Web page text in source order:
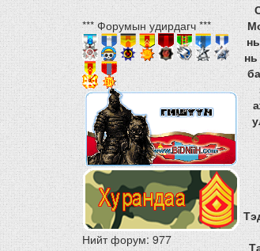
*** Форумын удирдагч ***
Нийт форум:977